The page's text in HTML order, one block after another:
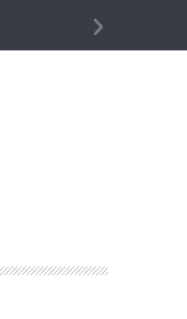
苦难与辉煌——“西